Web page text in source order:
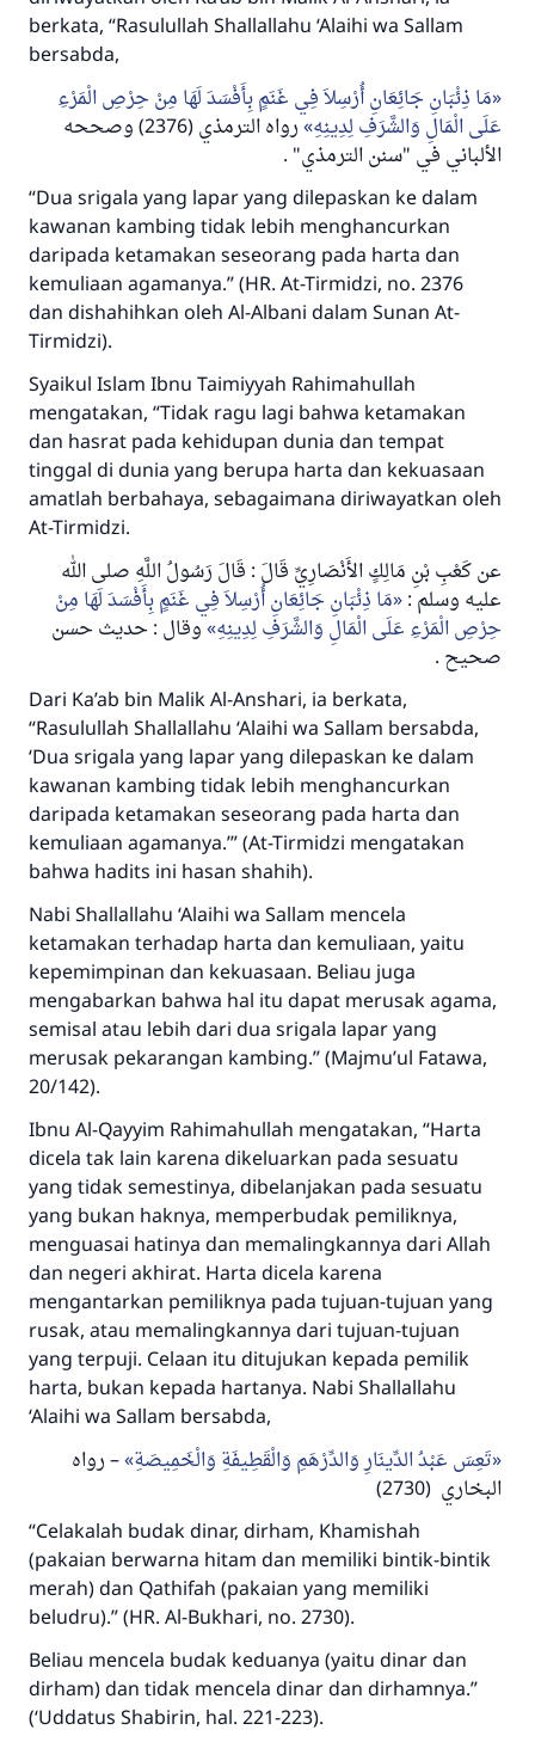
berkata, “Rasulullah Shallallahu ‘Alaihi wa Sallam
bersabda,
مَا ذِئْبَانِ جَائِعَانِ أُرْسِلاَ فِي غَنَمٍ بِأَفْسَدَ لَهَا مِنْ حِرْصِ الْمَرْءِ
عَلَى الْمَالِ وَالشَّرَفِ لِدِينِهِ
رواه الترمذي (2376) وصححه
الألباني في "سنن الترمذي" .
“Dua srigala yang lapar yang dilepaskan ke dalam
kawanan kambing tidak lebih menghancurkan
daripada ketamakan seseorang pada harta dan
kemuliaan agamanya.”(HR. At-Tirmidzi, no. 2376
dan dishahihkan oleh Al-Albani dalam Sunan At-
Tirmidzi).
Syaikul Islam Ibnu Taimiyyah Rahimahullah
mengatakan, “Tidak ragu lagi bahwa ketamakan
dan hasrat pada kehidupan dunia dan tempat
tinggal di dunia yang berupa harta dan kekuasaan
amatlah berbahaya, sebagaimana diriwayatkan oleh
At-Tirmidzi.
عن كَعْبِ بْنِ مَالِكٍ الأَنْصَارِيِّ قَالَ : قَالَ رَسُولُ اللَّهِ صلى الله
عليه وسلم :
مَا ذِئْبَانِ جَائِعَانِ أُرْسِلاَ فِي غَنَمٍ بِأَفْسَدَ لَهَا مِنْ
حِرْصِ الْمَرْءِ عَلَى الْمَالِ وَالشَّرَفِ لِدِينِهِ
وقال : حديث حسن
صحيح .
Dari Ka’ab bin Malik Al-Anshari, ia berkata,
“Rasulullah Shallallahu ‘Alaihi wa Sallam bersabda,
‘Dua srigala yang lapar yang dilepaskan ke dalam
kawanan kambing tidak lebih menghancurkan
daripada ketamakan seseorang pada harta dan
kemuliaan agamanya.’”(At-Tirmidzi mengatakan
bahwa hadits ini hasan shahih).
Nabi Shallallahu ‘Alaihi wa Sallam mencela
ketamakan terhadap harta dan kemuliaan, yaitu
kepemimpinan dan kekuasaan. Beliau juga
mengabarkan bahwa hal itu dapat merusak agama,
semisal atau lebih dari dua srigala lapar yang
merusak pekarangan kambing.” (Majmu’ul Fatawa,
20/142).
Ibnu Al-Qayyim Rahimahullah mengatakan, “Harta
dicela tak lain karena dikeluarkan pada sesuatu
yang tidak semestinya, dibelanjakan pada sesuatu
yang bukan haknya, memperbudak pemiliknya,
menguasai hatinya dan memalingkannya dari Allah
dan negeri akhirat. Harta dicela karena
mengantarkan pemiliknya pada tujuan-tujuan yang
rusak, atau memalingkannya dari tujuan-tujuan
yang terpuji. Celaan itu ditujukan kepada pemilik
harta, bukan kepada hartanya. Nabi Shallallahu
‘Alaihi wa Sallam bersabda,
تَعِسَ عَبْدُ الدِّينَارِ وَالدِّرْهَمِ وَالْقَطِيفَةِ وَالْخَمِيصَةِ – رواه
البخاري (2730)
“Celakalah budak dinar, dirham, Khamishah
(pakaian berwarna hitam dan memiliki bintik-bintik
merah) dan Qathifah (pakaian yang memiliki
beludru).”(HR. Al-Bukhari, no. 2730).
Beliau mencela budak keduanya (yaitu dinar dan
dirham) dan tidak mencela dinar dan dirhamnya.”
(‘Uddatus Shabirin, hal. 221-223).